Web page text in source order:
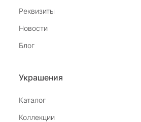
Реквизиты
Новости
Блог
Украшения
Каталог
Коллекции